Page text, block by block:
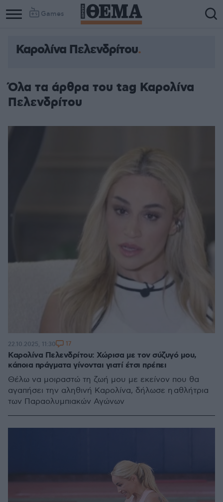
Games
Καρολίνα Πελενδρίτου
Όλα τα άρθρα του tag Καρολίνα
Πελενδρίτου
Καρολίνα Πελενδρίτου: Χώρισα με τον σύζυγό μου,
κάποια πράγματα γίνονται γιατί έτσι πρέπει
Θέλω να μοιραστώ τη ζωή μου με εκείνον που θα
αγαπήσει την αληθινή Καρολίνα, δήλωσε η αθλήτρια
των Παραολυμπιακών Αγώνων
22.10.2025, 11:30 17